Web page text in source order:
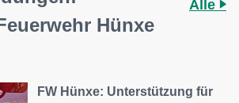
Hünxe
Alle
FW Hünxe: Unterstützung für